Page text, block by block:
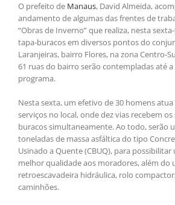
O prefeito de Manaus, David Almeida,
andamento de algumas das frentes de
“Obras de Inverno” que realiza, nesta
tapa-buracos em diversos pontos do
Laranjeiras, bairro Flores, na zona Centro-
61 ruas do bairro serão contempladas até
programa.
Nesta sexta, um efetivo de 30 homens
serviços no local, onde dez vias recebem
buracos simultaneamente. Ao todo, serão
toneladas de massa asfáltica do tipo
Usinado a Quente (CBUQ), para
melhor qualidade aos moradores, além do
retroescavadeira hidráulica, rolo
caminhões.